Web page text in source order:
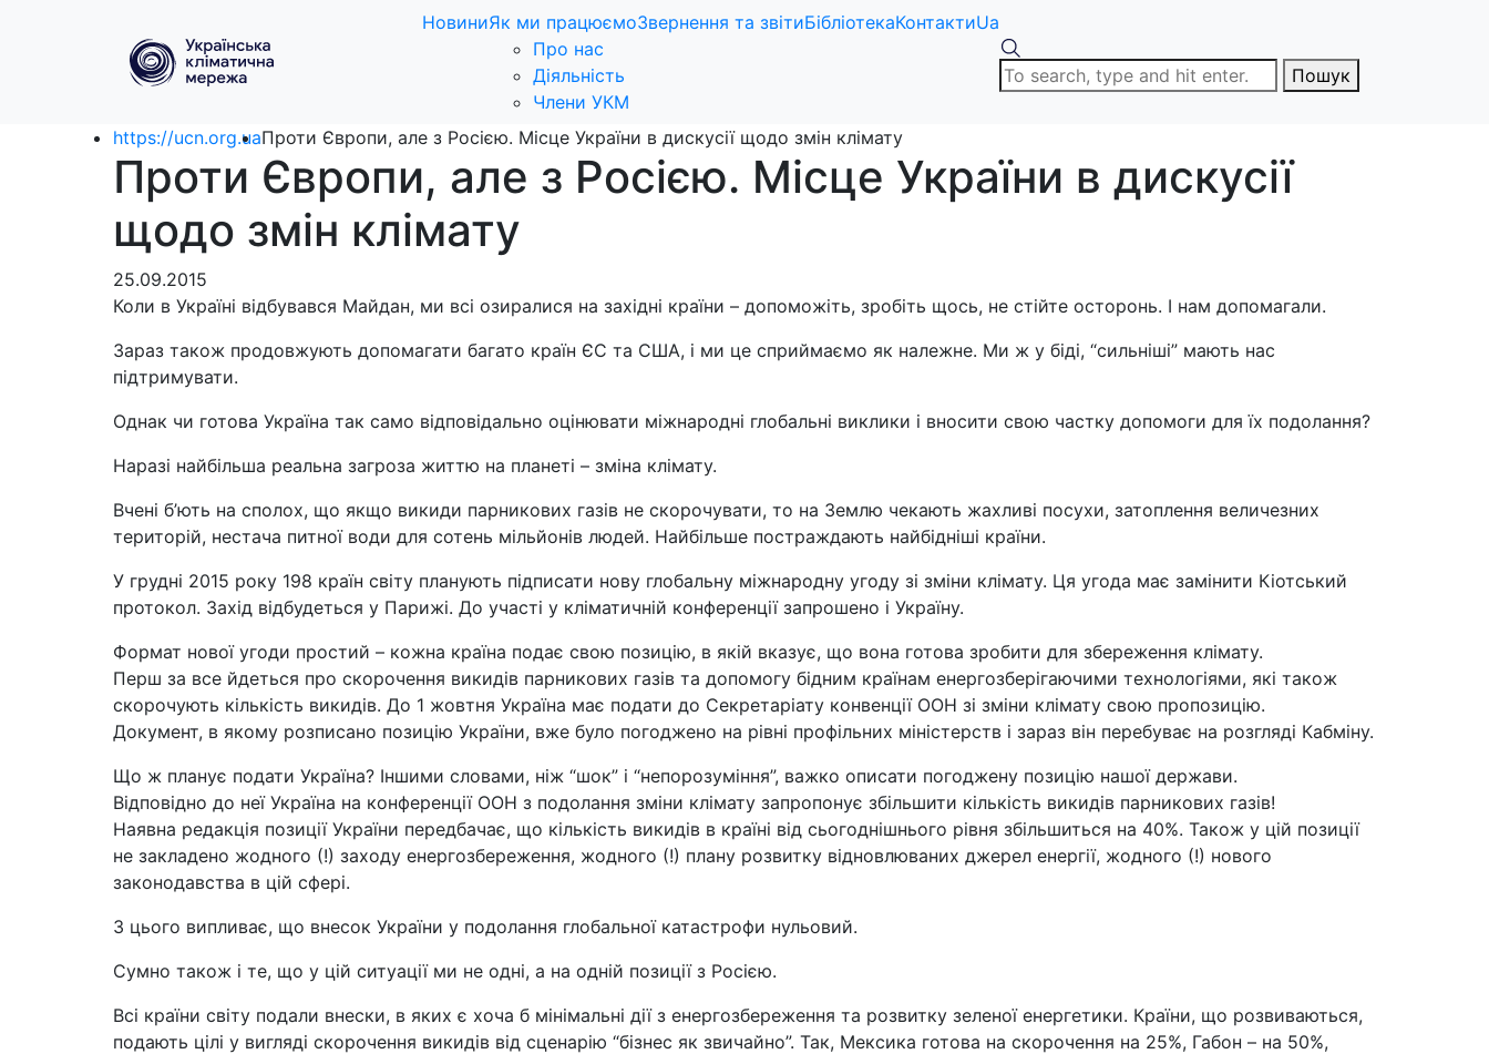
НовиниЯк ми працюємо
Про нас
Діяльність
Члени УКМ
Звернення та звітиБібліотекаКонтактиUa
Пошук
https://ucn.org.uaПроти Європи, але з Росією. Місце України в дискусії щодо змін клімату
Проти Європи, але з Росією. Місце України в дискусії
щодо змін клімату
25.09.2015
Коли в Україні відбувався Майдан, ми всі озиралися на західні країни – допоможіть, зробіть щось, не стійте осторонь. І нам допомагали.
Зараз також продовжують допомагати багато країн ЄС та США, і ми це сприймаємо як належне. Ми ж у біді, “сильніші” мають нас
підтримувати.
Однак чи готова Україна так само відповідально оцінювати міжнародні глобальні виклики і вносити свою частку допомоги для їх подолання?
Наразі найбільша реальна загроза життю на планеті – зміна клімату.
Вчені б’ють на сполох, що якщо викиди парникових газів не скорочувати, то на Землю чекають жахливі посухи, затоплення величезних
територій, нестача питної води для сотень мільйонів людей. Найбільше постраждають найбідніші країни.
У грудні 2015 року 198 країн світу планують підписати нову глобальну міжнародну угоду зі зміни клімату. Ця угода має замінити Кіотський
протокол. Захід відбудеться у Парижі. До участі у кліматичній конференції запрошено і Україну.
Формат нової угоди простий – кожна країна подає свою позицію, в якій вказує, що вона готова зробити для збереження клімату.
Перш за все йдеться про скорочення викидів парникових газів та допомогу бідним країнам енергозберігаючими технологіями, які також
скорочують кількість викидів. До 1 жовтня Україна має подати до Секретаріату конвенції ООН зі зміни клімату свою пропозицію.
Документ, в якому розписано позицію України, вже було погоджено на рівні профільних міністерств і зараз він перебуває на розгляді Кабміну.
Що ж планує подати Україна? Іншими словами, ніж “шок” і “непорозуміння”, важко описати погоджену позицію нашої держави.
Відповідно до неї Україна на конференції ООН з подолання зміни клімату запропонує збільшити кількість викидів парникових газів!
Наявна редакція позиції України передбачає, що кількість викидів в країні від сьогоднішнього рівня збільшиться на 40%. Також у цій позиції
не закладено жодного (!) заходу енергозбереження, жодного (!) плану розвитку відновлюваних джерел енергії, жодного (!) нового
законодавства в цій сфері.
З цього випливає, що внесок України у подолання глобальної катастрофи нульовий.
Сумно також і те, що у цій ситуації ми не одні, а на одній позиції з Росією.
Всі країни світу подали внески, в яких є хоча б мінімальні дії з енергозбереження та розвитку зеленої енергетики. Країни, що розвиваються,
подають цілі у вигляді скорочення викидів від сценарію “бізнес як звичайно”. Так, Мексика готова на скорочення на 25%, Габон – на 50%,